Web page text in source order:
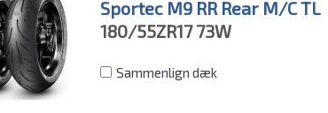
Sportec M9 RR Rear M/C TL
180/55ZR1773W
Sammenlign dæk